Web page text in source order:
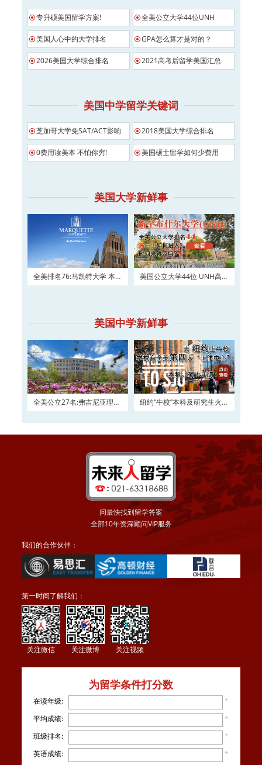
专升硕美国留学方案! 全美公立大学44位UNH
美国人心中的大学排名 GPA怎么算才是对的？
2026美国大学综合排名 2021高考后留学美国汇总
美国中学留学关键词
芝加哥大学免SAT/ACT影响 2018美国大学综合排名
0费用读美本 不怕你穷! 美国硕士留学如何少费用
美国大学新鲜事
全美排名76:马凯特大学 本科
美国公立大学44位 UNH高三
美国中学新鲜事
全美公立27名:弗吉尼亚理工
纽约“牛校”本科及研究生火热
问最快找到留学答案
全部10年资深顾问VIP服务
我们的合作伙伴：
第一时间了解我们：
关注微信 关注微博 关注视频
为留学条件打分数
在读年级:
*
平均成绩:
*
班级排名:
*
英语成绩:
*